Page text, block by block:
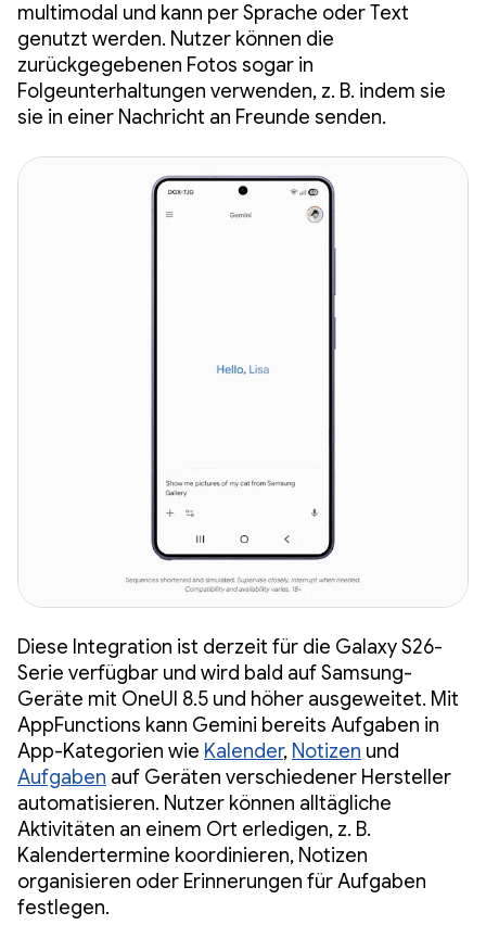
multimodal und kann per Sprache oder Text
genutzt werden. Nutzer können die
zurückgegebenen Fotos sogar in
Folgeunterhaltungen verwenden, z. B. indem sie
sie in einer Nachricht an Freunde senden.
Diese Integration ist derzeit für die Galaxy S26-
Serie verfügbar und wird bald auf Samsung-
Geräte mit OneUI 8.5 und höher ausgeweitet. Mit
AppFunctions kann Gemini bereits Aufgaben in
App-Kategorien wie Kalender, Notizen und
Aufgaben auf Geräten verschiedener Hersteller
automatisieren. Nutzer können alltägliche
Aktivitäten an einem Ort erledigen, z. B.
Kalendertermine koordinieren, Notizen
organisieren oder Erinnerungen für Aufgaben
festlegen.